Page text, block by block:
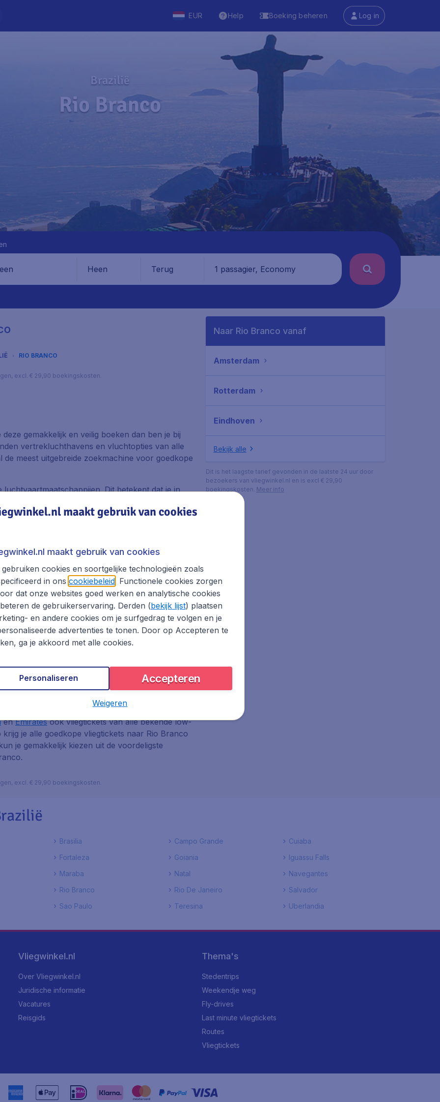
EUR Help Boeking beheren Log in
Brazilië
Rio Branco
Heen Terug 1 passagier, Economy
RIO BRANCO
excl. € 29,90 boekingskosten.
gemakkelijk en veilig boeken dan ben je bij
vertrekluchthavens en vluchtopties van alle
meest uitgebreide zoekmachine voor goedkope
Dit betekent dat je in
vertrek op een reisdatum en tijd die jou het
en vergelijken van vliegtickets naar Rio
de perfecte vliegticket aanbieding vindt.
en wie weet vind je een nog betere
te zijn dat je de vlucht met de beste
je boeking online te voltooien? Geen probleem.
je klaar om vragen over jouw boeking naar Rio
en/of huurauto en bespaar op Rio Branco
boeken met
de grote luchtvaartmaatschappijen als
enEmiratesook vliegtickets van alle bekende low-
krijg je alle goedkope vliegtickets naar Rio Branco
je gemakkelijk kiezen uit de voordeligste
excl. € 29,90 boekingskosten.
Naar Rio Branco vanaf
Amsterdam
Rotterdam
Eindhoven
Bekijk alle
Dit is het laagste tarief gevonden in de laatste 24 uur door
bezoekers van vliegwinkel.nl en is excl € 29,90
boekingskosten. Meer info
Brasilia Campo Grande
Cuiaba
Fortaleza Goiania
Iguassu Falls
Maraba Natal
Navegantes
Rio Branco Rio De Janeiro
Salvador
Sao Paulo Teresina Uberlandia
Vliegwinkel.nl
Over Vliegwinkel.nl
Juridische informatie
Vacatures
Reisgids
Thema's
Stedentrips
Weekendje weg
Fly-drives
Last minute vliegtickets
Routes
Vliegtickets
maakt gebruik van cookies
maakt gebruik van cookies
gebruiken cookies en soortgelijke technologieën zoals
in ons cookiebeleid. Functionele cookies zorgen
dat onze websites goed werken en analytische cookies
de gebruikerservaring. Derden (bekijk lijst) plaatsen
en andere cookies om je surfgedrag te volgen en je
advertenties te tonen. Door op Accepteren te
ga je akkoord met alle cookies.
Accepteren
Personaliseren
Weigeren